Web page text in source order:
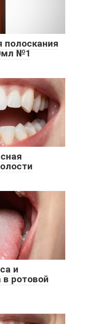
полоскания
№1
и
ротовой